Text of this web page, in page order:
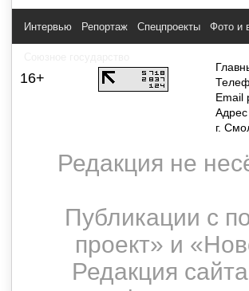
Интервью Репортаж Спецпроекты Фото и
16+
Email
г.
Редакция не
Публикации с
проект» и
Редакция